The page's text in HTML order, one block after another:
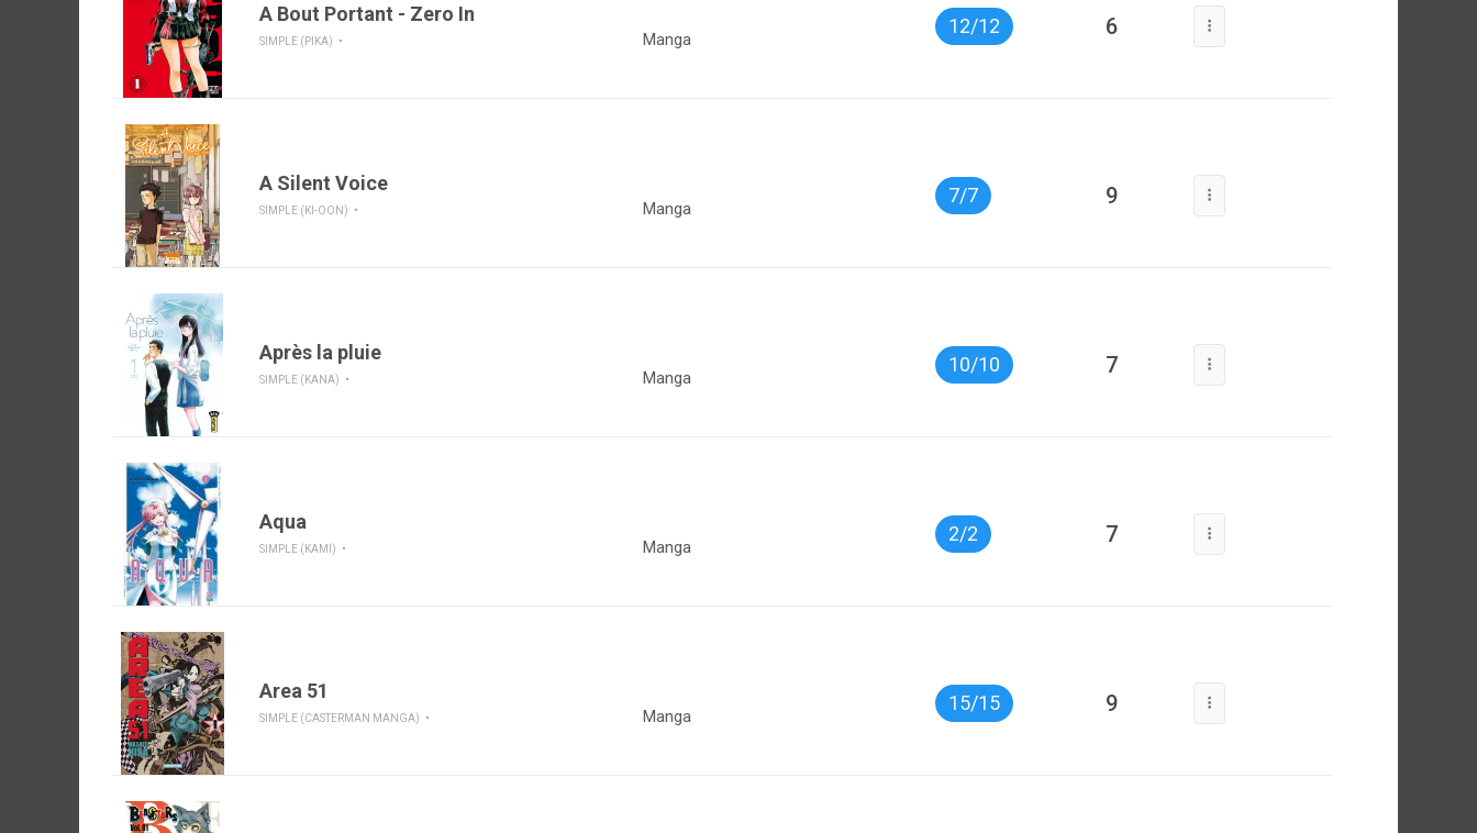
A Bout Portant - Zero In
SIMPLE (PIKA) Manga
12/12 6
A Silent Voice
SIMPLE (KI-OON) Manga
7/7 9
Après la pluie
SIMPLE (KANA) Manga
10/10 7
Aqua
SIMPLE (KAMI) Manga
2/2 7
Area 51
SIMPLE (CASTERMAN MANGA) Manga
15/15 9